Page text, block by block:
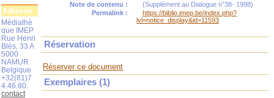
Note de contenu :
(Supplément au Dialogue n°38- 1998)
Permalink :
https://biblio.imep.be/index.php?
lvl=notice_display&id=11593
Réservation
Réserver ce document
Exemplaires (1)
Adresse
Médiathè
que IMEP
Rue Henri
Blès, 33 A
5000
NAMUR
Belgique
+32(81)7
4.46.80.
contact